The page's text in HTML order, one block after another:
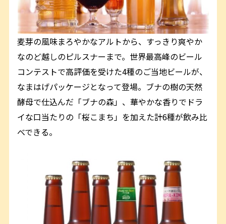
麦芽の風味まろやかなアルトから、すっきり爽やか
なのど越しのピルスナーまで。世界最高峰のビール
コンテストで高評価を受けた4種のご当地ビールが、
なまはげパッケージとなって登場。ブナの樹の天然
酵母で仕込んだ「ブナの森」、華やかな香りでドラ
イな口当たりの「桜こまち」を加えた計6種が飲み比
べできる。